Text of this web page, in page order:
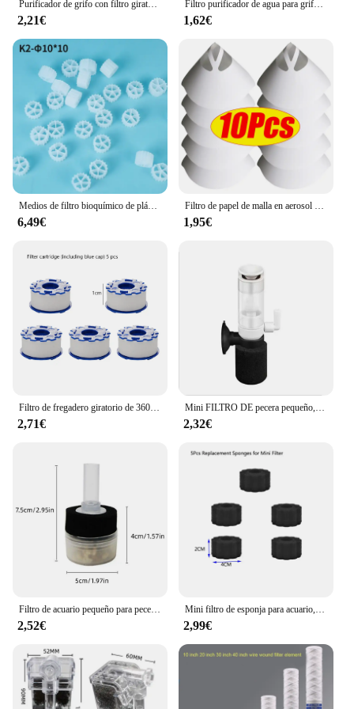
Purificador de grifo con filtro giratorio de 360 °, adaptador de grifo, boquilla de ahorro de agua para ducha, cocina y baño
2,21€
Filtro purificador de agua para grifo, adaptador de Metal pesado para eliminar el cloro, filtración de algodón PP para cocina y baño
1,62€
Medios de filtro bioquímico de plástico para cama móvil, filtración de Acuario, pecera, estanque koi, K1, K2, K3
6,49€
Filtro de papel de malla en aerosol para pintura de coche, embudo de filtrado purificador, Filtro de pintura desechable, herramienta de embudos de papel de Micron cónico, 10-300 piezas
1,95€
2,71€ 2,32€
2,52€ 2,99€